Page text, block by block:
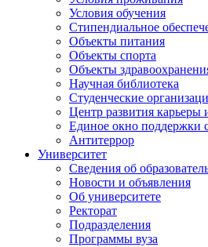
Условия обучения
Стипендиальное
Объекты питания
Объекты спорта
Объекты
Научная библиотека
Студенческие
Центр развития карьеры
Единое окно поддержки
Антитеррор
Университет
Сведения об
Новости и объявления
Об университете
Ректорат
Подразделения
Программы вуза